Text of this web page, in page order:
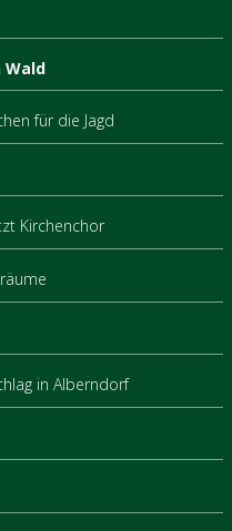
Wald
für die Jagd
Kirchenchor
in Alberndorf